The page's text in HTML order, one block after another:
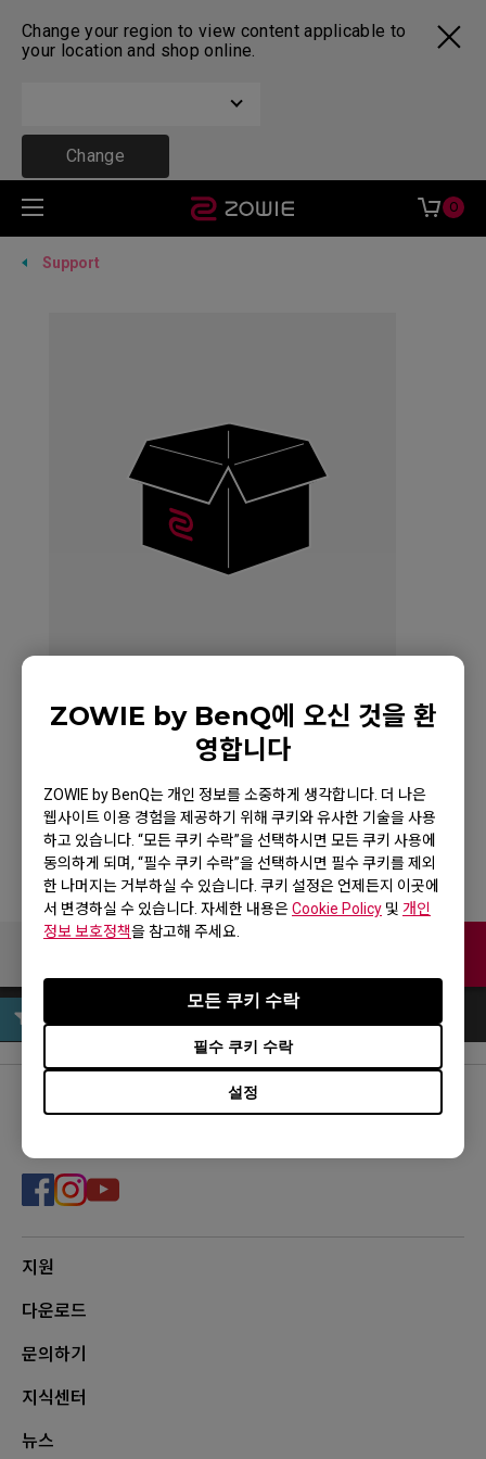
Change your region to view content applicable to
your location and shop online.
Change
ZOWIE by BenQ에 오신 것을 환
영합니다
ZOWIE by BenQ는 개인 정보를 소중하게 생각합니다. 더 나은
웹사이트 이용 경험을 제공하기 위해 쿠키와 유사한 기술을 사용
하고 있습니다. “모든 쿠키 수락”을 선택하시면 모든 쿠키 사용에
동의하게 되며, “필수 쿠키 수락”을 선택하시면 필수 쿠키를 제외
한 나머지는 거부하실 수 있습니다. 쿠키 설정은 언제든지 이곳에
서 변경하실 수 있습니다. 자세한 내용은Cookie Policy 및 개인
정보 보호정책을 참고해 주세요.
설정
필수 쿠키 수락
모든 쿠키 수락
0
Support
ZOWIE ZA13 Mouse
for Esports
FOLLOW US
지원
다운로드
문의하기
지식센터
뉴스